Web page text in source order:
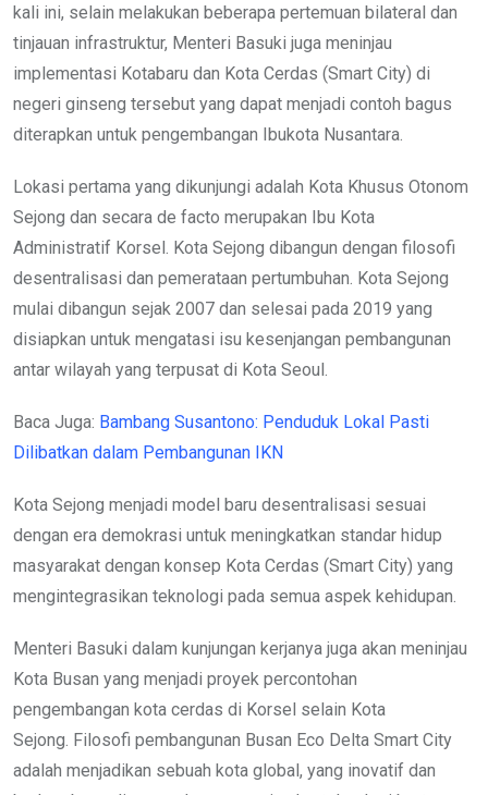
kali ini, selain melakukan beberapa pertemuan bilateral dan
tinjauan infrastruktur, Menteri Basuki juga meninjau
implementasi Kotabaru dan Kota Cerdas (Smart City) di
negeri ginseng tersebut yang dapat menjadi contoh bagus
diterapkan untuk pengembangan Ibukota Nusantara.
Lokasi pertama yang dikunjungi adalah Kota Khusus Otonom
Sejong dan secara de facto merupakan Ibu Kota
Administratif Korsel. Kota Sejong dibangun dengan filosofi
desentralisasi dan pemerataan pertumbuhan. Kota Sejong
mulai dibangun sejak 2007 dan selesai pada 2019 yang
disiapkan untuk mengatasi isu kesenjangan pembangunan
antar wilayah yang terpusat di Kota Seoul.
Baca Juga: Bambang Susantono: Penduduk Lokal Pasti
Dilibatkan dalam Pembangunan IKN
Kota Sejong menjadi model baru desentralisasi sesuai
dengan era demokrasi untuk meningkatkan standar hidup
masyarakat dengan konsep Kota Cerdas (Smart City) yang
mengintegrasikan teknologi pada semua aspek kehidupan.
Menteri Basuki dalam kunjungan kerjanya juga akan meninjau
Kota Busan yang menjadi proyek percontohan
pengembangan kota cerdas di Korsel selain Kota
Sejong. Filosofi pembangunan Busan Eco Delta Smart City
adalah menjadikan sebuah kota global, yang inovatif dan